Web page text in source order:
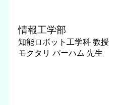
情報工学部
知能ロボット工学科 教授
モクタリ パーハム 先生